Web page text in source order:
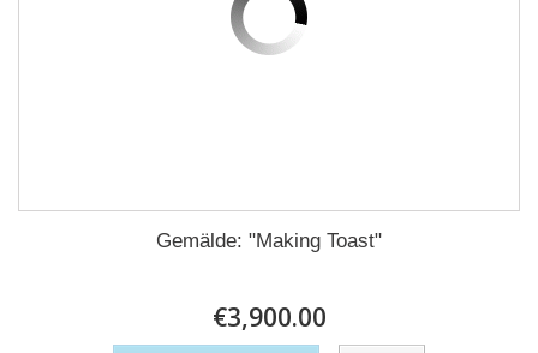
Gemälde: "Making Toast"
€3,900.00